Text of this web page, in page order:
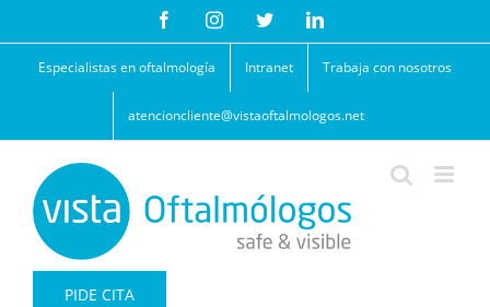
contenido
FacebookInstagramTwitterLinkedIn
Especialistas en oftalmología Intranet Trabaja con nosotros
atencioncliente@vistaoftalmologos.net
PIDE CITA